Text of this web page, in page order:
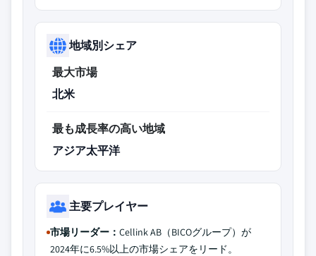
地域別シェア
最大市場
北米
最も成長率の高い地域
アジア太平洋
主要プレイヤー
市場リーダー： Cellink AB（BICOグループ）が
2024年に6.5%以上の市場シェアをリード。